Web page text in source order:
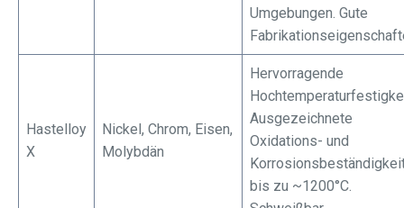
Umgebungen. Gute
Hastelloy
X
Nickel, Chrom, Eisen,
Molybdän
Hervorragende
Ausgezeichnete
Oxidations- und
bis zu ~1200°C.